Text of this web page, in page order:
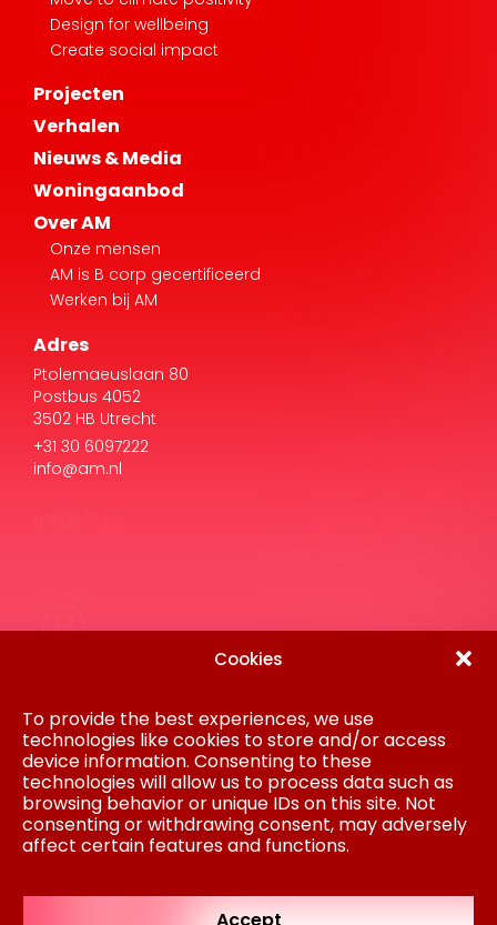
Cookies
To provide the best experiences, we use
technologies like cookies to store and/or access
device information. Consenting to these
technologies will allow us to process data such as
browsing behavior or unique IDs on this site. Not
consenting or withdrawing consent, may adversely
affect certain features and functions.
Accept
Design for wellbeing
Create social impact
Projecten
Verhalen
Nieuws & Media
Woningaanbod
Over AM
Onze mensen
AM is B corp gecertificeerd
Werken bij AM
Adres
Ptolemaeuslaan 80
Postbus 4052
3502 HB Utrecht
+31 30 6097222
info@am.nl
Gedragscode
Inkoop
Cookiebeleid
Colofon
AM is onderdeel van Koninklijke BAM Groep
NV © AM 2024
Regulated byRICS